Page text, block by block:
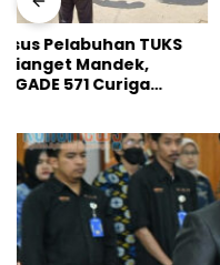
Sambut HIDAR Ke-58,
IKBAD Bakal Gelar JJS
Berhadiah Sepeda Listrik